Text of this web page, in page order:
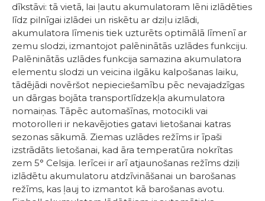
dīkstāvi: tā vietā, lai ļautu akumulatoram lēni izlādēties
līdz pilnīgai izlādei un riskētu ar dziļu izlādi,
akumulatora līmenis tiek uzturēts optimālā līmenī ar
zemu slodzi, izmantojot palēninātās uzlādes funkciju.
Palēninātās uzlādes funkcija samazina akumulatora
elementu slodzi un veicina ilgāku kalpošanas laiku,
tādējādi novēršot nepieciešamību pēc nevajadzīgas
un dārgas bojāta transportlīdzekļa akumulatora
nomaiņas. Tāpēc automašīnas, motocikli vai
motorolleri ir nekavējoties gatavi lietošanai katras
sezonas sākumā. Ziemas uzlādes režīms ir īpaši
izstrādāts lietošanai, kad āra temperatūra nokrītas
zem 5° Celsija. Ierīcei ir arī atjaunošanas režīms dziļi
izlādētu akumulatoru atdzīvināšanai un barošanas
režīms, kas ļauj to izmantot kā barošanas avotu.